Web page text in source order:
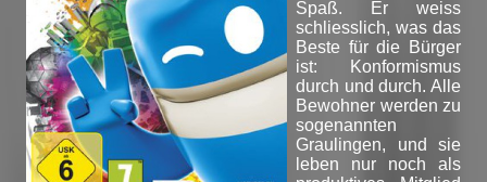
Spaß. Er weiss
schliesslich, was das
Beste für die Bürger
ist: Konformismus
durch und durch. Alle
Bewohner werden zu
sogenannten
Graulingen, und sie
leben nur noch als